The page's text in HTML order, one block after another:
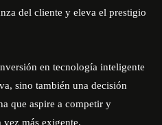
del cliente y eleva el prestigio
en tecnología inteligente
sino también una decisión
que aspire a competir y
vez más exigente.